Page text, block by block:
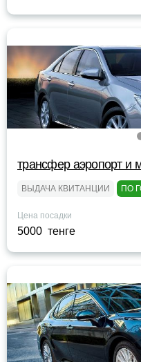
трансфер аэропорт и
ВЫДАЧА КВИТАНЦИИ ПО
Цена посадки
5000 тенге